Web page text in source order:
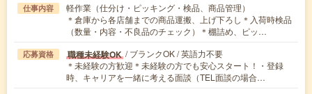
仕事内容
軽作業（仕分け・ピッキング・検品、商品管理）
＊倉庫から各店舗までの商品運搬、上げ下ろし＊入荷時検品
（数量・内容・不良品のチェック）＊棚詰め、ピッ…
応募資格 職種未経験OK / ブランクOK / 英語力不要
＊未経験の方歓迎＊未経験の方でも安心スタート！・登録
時、キャリアを一緒に考える面談（TEL面談の場合…